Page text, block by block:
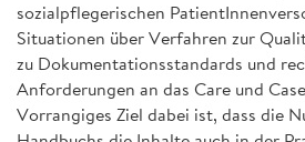
sozialpflegerischen
Situationen über Verfahren zur
zu Dokumentationsstandards und
Anforderungen an das Care und
Vorrangiges Ziel dabei ist, dass die